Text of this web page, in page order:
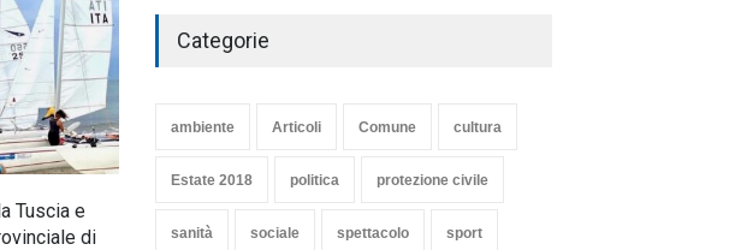
Tuscia e
di
mezzo insuccesso
arrivano i pagamenti PAC, la
Articoli cultura 8 Maggio 2020
Categorie
ambiente Articoli Comune cultura
Estate 2018 politica protezione civile
sanità sociale spettacolo sport